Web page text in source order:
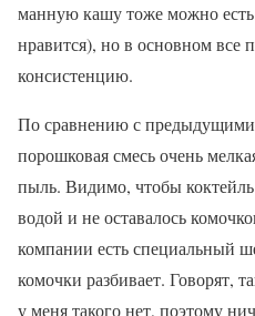
манную кашу тоже можно
нравится), но в основном все
консистенцию.
По сравнению с предыдущими
порошковая смесь очень
пыль. Видимо, чтобы
водой и не оставалось
компании есть специальный
комочки разбивает. Говорят,
у меня такого нет, поэтому